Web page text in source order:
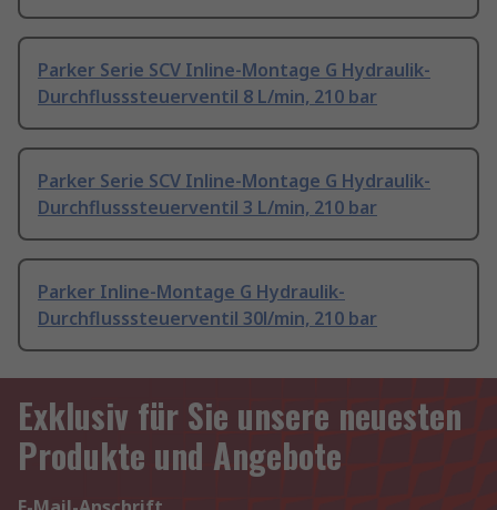
Parker Serie SCV Inline-Montage G Hydraulik-
Durchflusssteuerventil 8 L/min, 210 bar
Parker Serie SCV Inline-Montage G Hydraulik-
Durchflusssteuerventil 3 L/min, 210 bar
Parker Inline-Montage G Hydraulik-
Durchflusssteuerventil 30l/min, 210 bar
Exklusiv für Sie unsere neuesten
Produkte und Angebote